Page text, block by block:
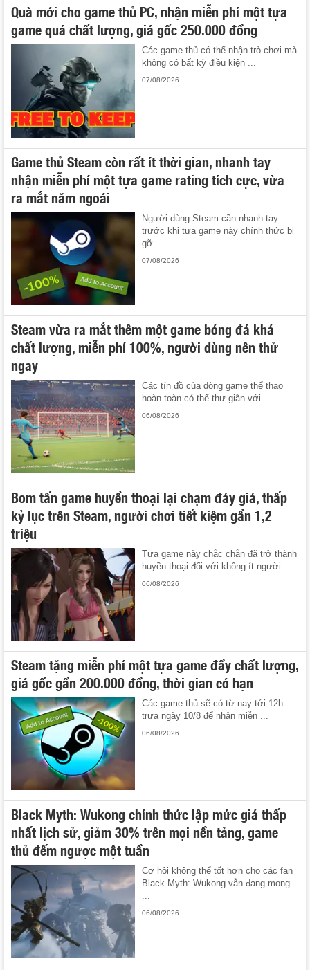
Quà mới cho game thủ PC, nhận miễn phí một tựa
game quá chất lượng, giá gốc 250.000 đồng
Các game thủ có thể nhận trò chơi mà
không có bất kỳ điều kiện ...
07/08/2026
Game thủ Steam còn rất ít thời gian, nhanh tay
nhận miễn phí một tựa game rating tích cực, vừa
ra mắt năm ngoái
Người dùng Steam cần nhanh tay
trước khi tựa game này chính thức bị
gỡ ...
07/08/2026
Steam vừa ra mắt thêm một game bóng đá khá
chất lượng, miễn phí 100%, người dùng nên thử
ngay
Các tín đồ của dòng game thể thao
hoàn toàn có thể thư giãn với ...
06/08/2026
Bom tấn game huyền thoại lại chạm đáy giá, thấp
kỷ lục trên Steam, người chơi tiết kiệm gần 1,2
triệu
Tựa game này chắc chắn đã trở thành
huyền thoại đối với không ít người ...
06/08/2026
Steam tặng miễn phí một tựa game đầy chất lượng,
giá gốc gần 200.000 đồng, thời gian có hạn
Các game thủ sẽ có từ nay tới 12h
trưa ngày 10/8 để nhận miễn ...
06/08/2026
Black Myth: Wukong chính thức lập mức giá thấp
nhất lịch sử, giảm 30% trên mọi nền tảng, game
thủ đếm ngược một tuần
Cơ hội không thể tốt hơn cho các fan
Black Myth: Wukong vẫn đang mong
...
06/08/2026